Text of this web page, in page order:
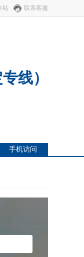
站 联系客服
线）
手机访问